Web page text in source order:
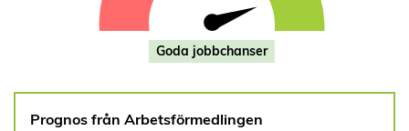
Goda jobbchanser
Prognos från Arbetsförmedlingen